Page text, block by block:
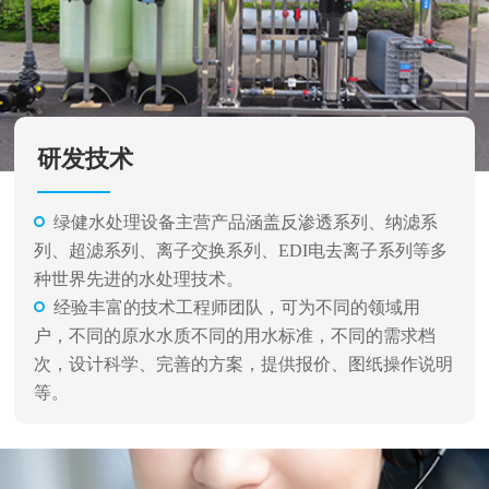
研发技术
绿健水处理设备主营产品涵盖反渗透系列、纳滤系
列、超滤系列、离子交换系列、EDI电去离子系列等多
种世界先进的水处理技术。
经验丰富的技术工程师团队，可为不同的领域用
户，不同的原水水质不同的用水标准，不同的需求档
次，设计科学、完善的方案，提供报价、图纸操作说明
等。